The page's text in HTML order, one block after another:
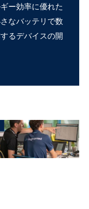
ー効率に優れた
なバッテリで数
るデバイスの開